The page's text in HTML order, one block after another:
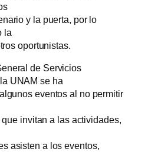
y la puerta, por lo
la
oportunistas.
de Servicios
UNAM se ha
eventos al no permitir
invitan a las actividades,
asisten a los eventos,